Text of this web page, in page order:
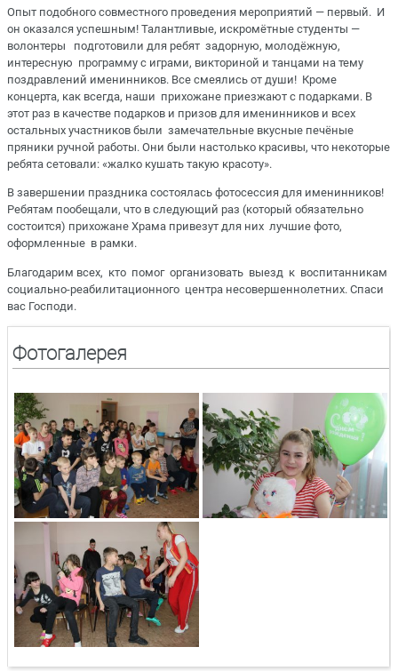
Опыт подобного совместного проведения мероприятий — первый. И
он оказался успешным! Талантливые, искромётные студенты —
волонтеры подготовили для ребят задорную, молодёжную,
интересную программу с играми, викториной и танцами на тему
поздравлений именинников. Все смеялись от души! Кроме
концерта, как всегда, наши прихожане приезжают с подарками. В
этот раз в качестве подарков и призов для именинников и всех
остальных участников были замечательные вкусные печёные
пряники ручной работы. Они были настолько красивы, что некоторые
ребята сетовали: «жалко кушать такую красоту».
В завершении праздника состоялась фотосессия для именинников!
Ребятам пообещали, что в следующий раз (который обязательно
состоится) прихожане Храма привезут для них лучшие фото,
оформленные в рамки.
Благодарим всех, кто помог организовать выезд к воспитанникам
социально-реабилитационного центра несовершеннолетних. Спаси
вас Господи.
Фотогалерея